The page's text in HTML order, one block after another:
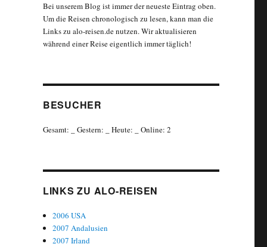
Bei unserem Blog ist immer der neueste Eintrag oben.
Um die Reisen chronologisch zu lesen, kann man die
Links zu alo-reisen.de nutzen. Wir aktualisieren
während einer Reise eigentlich immer täglich!
BESUCHER
Gesamt: Gestern: Heute: Online: 2
LINKS ZU ALO-REISEN
2006 USA
2007 Andalusien
2007 Irland